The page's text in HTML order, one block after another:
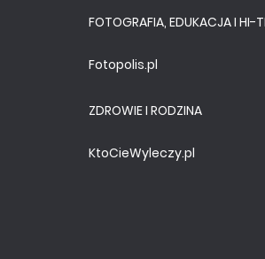
FOTOGRAFIA, EDUKACJA I HI-
Fotopolis.pl
ZDROWIE I RODZINA
KtoCieWyleczy.pl